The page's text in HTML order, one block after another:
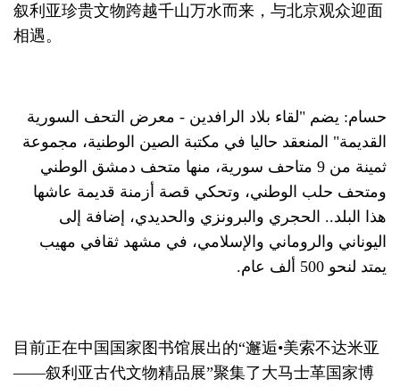
叙利亚珍贵文物跨越千山万水而来，与北京观众迎面
相遇。
حسام: يضم "لقاء بلاد الرافدين - معرض التحف السورية
القديمة" المنعقد حاليا في مكتبة الصين الوطنية، مجموعة
ثمينة من 9 متاحف سورية، منها متحف دمشق الوطني
ومتحف حلب الوطني، وتحكي قصة أزمنة قديمة عاشها
هذا البلد.. الحجري والبرونزي والحديدي، إضافة إلى
اليوناني والروماني والإسلامي، في مشهد ثقافي مهيب
يمتد لنحو 500 ألف عام.
目前正在中国国家图书馆展出的“邂逅•美索不达米亚
——叙利亚古代文物精品展”聚集了大马士革国家博